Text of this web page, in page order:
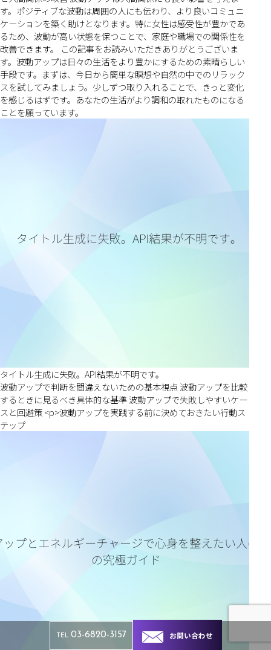
TEL 03-6820-3157 お問い合わせ
す。ポジティブな波動は周囲の人にも伝わり、より良いコミュニ
ケーションを築く助けとなります。特に女性は感受性が豊かであ
るため、波動が高い状態を保つことで、家庭や職場での関係性を
改善できます。 この記事をお読みいただきありがとうございま
す。波動アップは日々の生活をより豊かにするための素晴らしい
手段です。まずは、今日から簡単な瞑想や自然の中でのリラック
スを試してみましょう。少しずつ取り入れることで、きっと変化
を感じるはずです。あなたの生活がより調和の取れたものになる
ことを願っています。
タイトル生成に失敗。API結果が不明です。
波動アップで判断を間違えないための基本視点 波動アップを比較
するときに見るべき具体的な基準 波動アップで失敗しやすいケー
スと回避策 <p>波動アップを実践する前に決めておきたい行動ス
テップ